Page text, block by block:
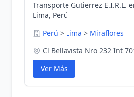
Transporte Gutierrez E.I.R.L.
Lima, Perú
Perú > Lima > Miraflores
Cl Bellavista Nro 232 Int
Ver Más